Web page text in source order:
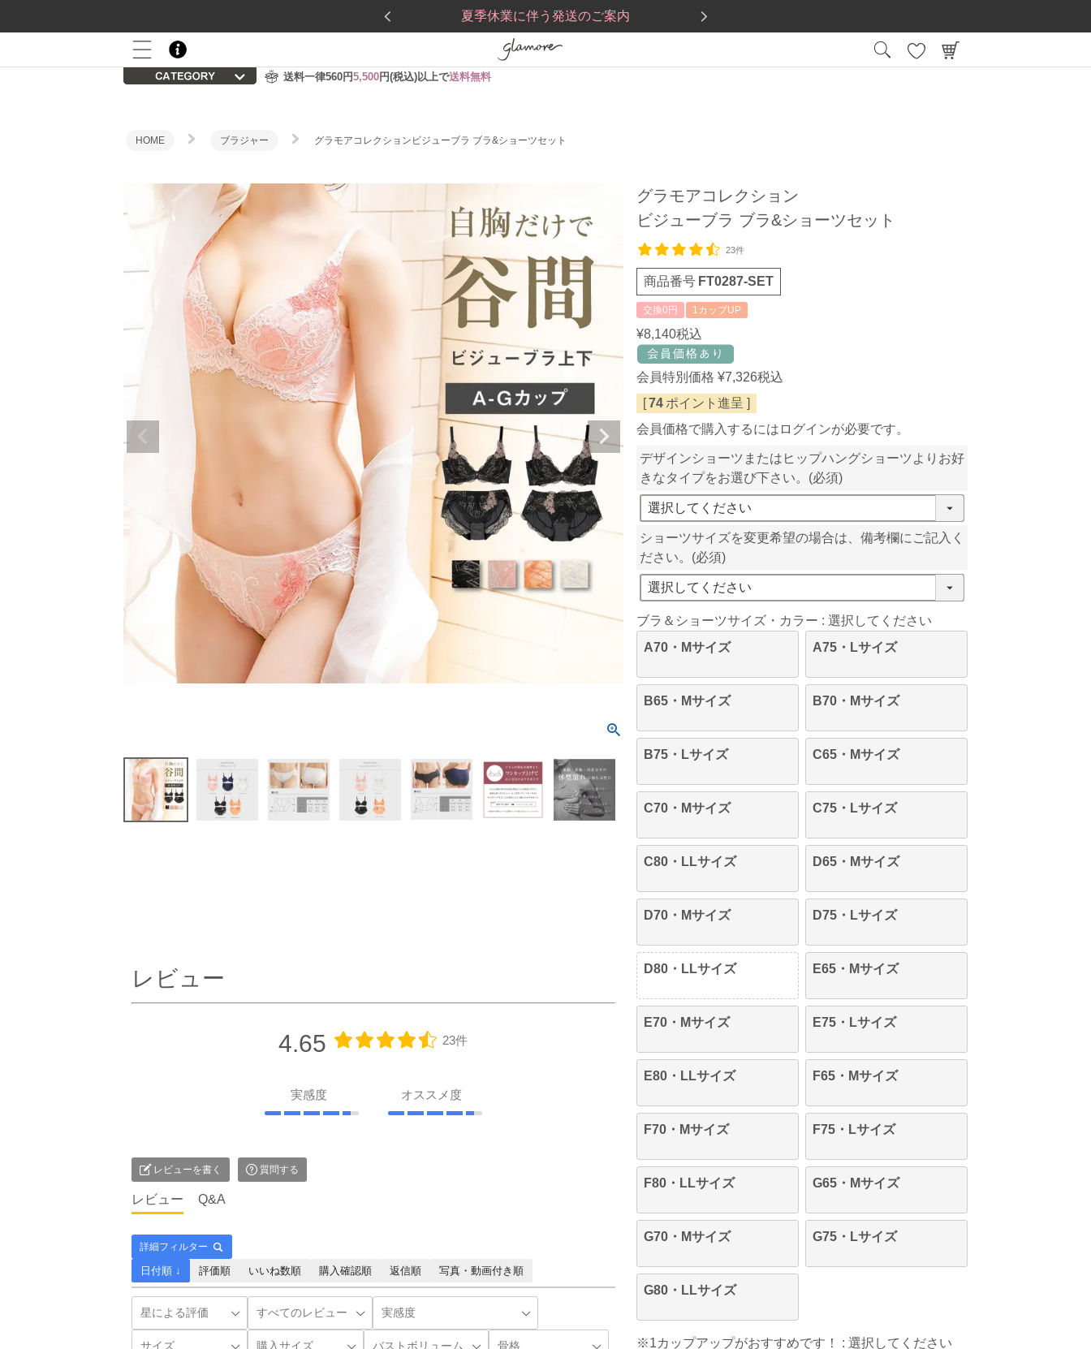
夏季休業に伴う発送のご案内
送料一律560円5,500円(税込)以上で送料無料
HOME ブラジャー グラモアコレクションビジューブラ ブラ&ショーツセット
レビュー
4.65 23件
実感度 オススメ度
レビューを書く 質問する
レビュー Q&A
詳細フィルター
日付順 ↓ 評価順 いいね数順 購入確認順 返信順 写真・動画付き順
グラモアコレクション
ビジューブラ ブラ&ショーツセット
23件
商品番号 FT0287-SET
交換0円 1カップUP
¥8,140税込
会員特別価格 ¥7,326税込
[74 ポイント進呈 ]
会員価格で購入するにはログインが必要です。
デザインショーツまたはヒップハングショーツよりお好
きなタイプをお選び下さい。 (必須)
ショーツサイズを変更希望の場合は、備考欄にご記入く
ださい。 (必須)
ブラ＆ショーツサイズ・カラー
選択してください
A70・Mサイズ
A75・Lサイズ
B65・Mサイズ B70・Mサイズ
B75・Lサイズ C65・Mサイズ
C70・Mサイズ C75・Lサイズ
C80・LLサイズ D65・Mサイズ
D70・Mサイズ D75・Lサイズ
D80・LLサイズ E65・Mサイズ
E70・Mサイズ E75・Lサイズ
E80・LLサイズ F65・Mサイズ
F70・Mサイズ F75・Lサイズ
F80・LLサイズ G65・Mサイズ
G70・Mサイズ G75・Lサイズ
G80・LLサイズ
※1カップアップがおすすめです！ 選択してください